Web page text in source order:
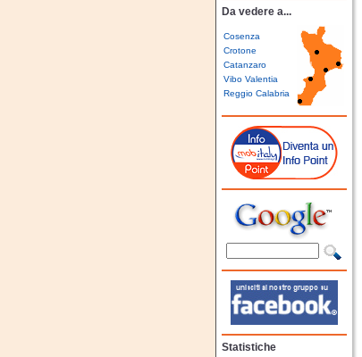
Da vedere a...
Cosenza
Crotone
Catanzaro
Vibo Valentia
Reggio Calabria
Statistiche